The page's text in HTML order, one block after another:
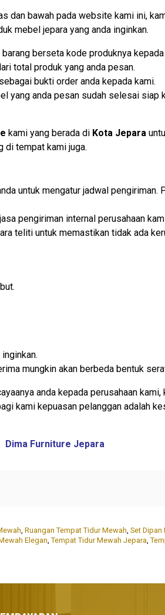
dan bawah pada website kami ini,
mebel jepara yang anda inginkan.
berseta kode produknya kepada
total produk yang anda pesan.
bukti order anda kepada kami.
yang anda pesan sudah selesai
kami yang berada di Kota Jepara
di tempat kami juga.
untuk mengatur jadwal pengiriman.
pengiriman internal perusahaan
teliti untuk memastikan tidak ada
mungkin akan berbeda bentuk
anda kepada perusahaan
kami kepuasan pelanggan adalah
Dima Furniture Jepara
, Ruangan Tempat Tidur Mewah, Set Dipan
Elegan, Tempat Tidur Mewah Jepara,